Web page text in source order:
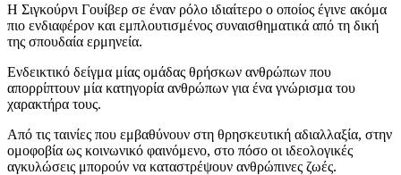
Η Σιγκούρνι Γουίβερ σε έναν ρόλο ιδιαίτερο ο οποίος έγινε ακόμα
πιο ενδιαφέρον και εμπλουτισμένος συναισθηματικά από τη δική
της σπουδαία ερμηνεία.
Ενδεικτικό δείγμα μίας ομάδας θρήσκων ανθρώπων που
απορρίπτουν μία κατηγορία ανθρώπων για ένα γνώρισμα του
χαρακτήρα τους.
Από τις ταινίες που εμβαθύνουν στη θρησκευτική αδιαλλαξία, στην
ομοφοβία ως κοινωνικό φαινόμενο, στο πόσο οι ιδεολογικές
αγκυλώσεις μπορούν να καταστρέψουν ανθρώπινες ζωές.